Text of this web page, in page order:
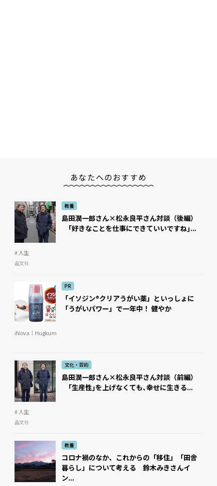
あなたへのおすすめ
教養
島田潤一郎さん×松永良平さん対談（後編）
｢好きなことを仕事にできていいですね｣...
# 人生
晶文社
PR
「イソジン®クリアうがい薬」といっしょに
「うがいパワー」で一年中！ 健やか
iNova｜Hugkum
文化・芸術
島田潤一郎さん×松永良平さん対談（前編）
｢生産性｣を上げなくても､幸せに生きる...
# 人生
晶文社
教養
コロナ禍のなか、これからの「移住」「田舎
暮らし」について考える 鈴木みきさんイ
ン...